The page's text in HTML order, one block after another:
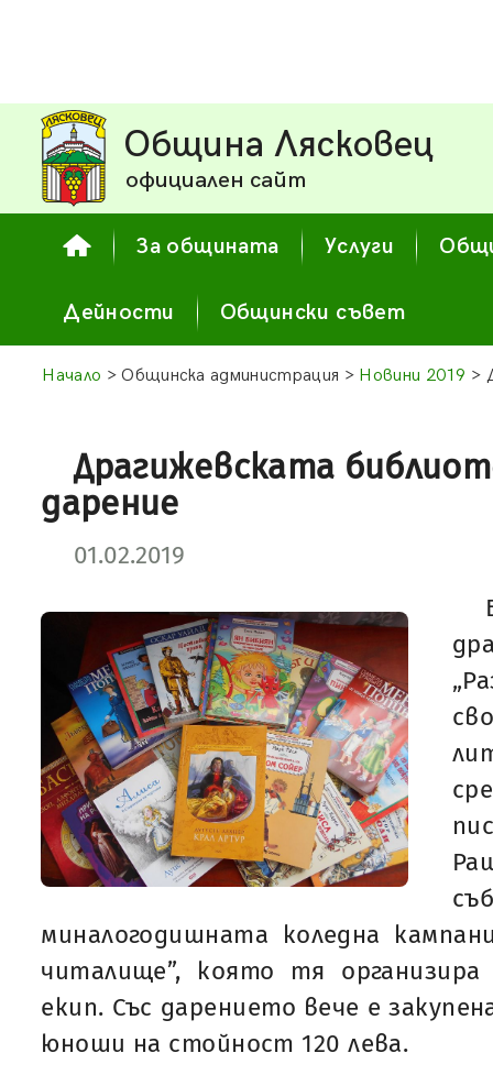
Община Лясковец
официален сайт
За общината Услуги
Дейности Общински съвет
Начало > Общинска администрация > Новини 2019 >
Драгижевската
дарение
01.02.2019
миналогодишната коледна
читалище”, която тя
екип. Със дарениeто вече е
юноши на стойност 120 лева.